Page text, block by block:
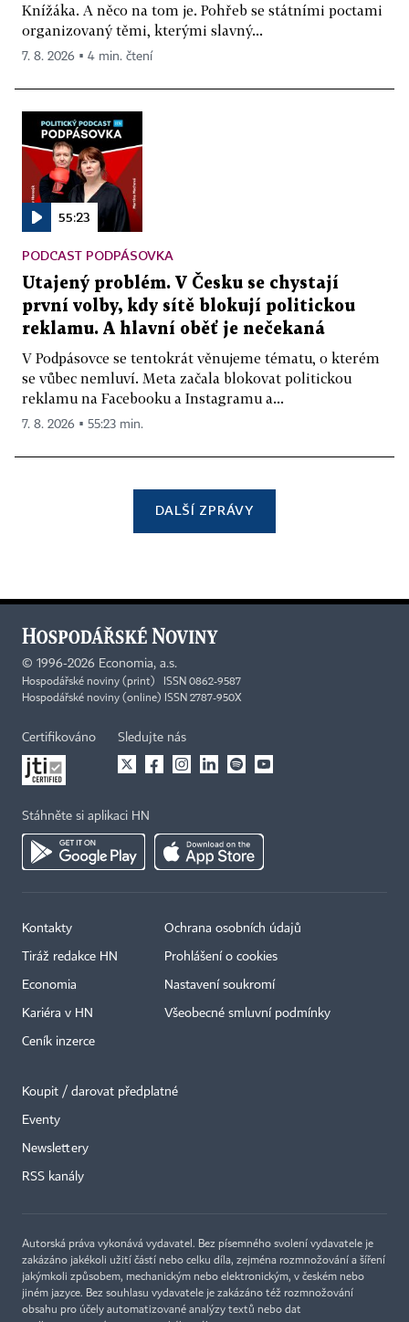
Knížáka. A něco na tom je. Pohřeb se státními poctami
organizovaný těmi, kterými slavný...
7. 8. 2026 ▪ 4 min. čtení
55:23
PODCAST PODPÁSOVKA
Utajený problém. V Česku se chystají
první volby, kdy sítě blokují politickou
reklamu. A hlavní oběť je nečekaná
V Podpásovce se tentokrát věnujeme tématu, o kterém
se vůbec nemluví. Meta začala blokovat politickou
reklamu na Facebooku a Instagramu a...
7. 8. 2026 ▪ 55:23 min.
DALŠÍ ZPRÁVY
© 1996-2026 Economia, a.s.
Hospodářské noviny (print) ISSN 0862-9587
Hospodářské noviny (online) ISSN 2787-950X
Certifikováno Sledujte nás
Stáhněte si aplikaci HN
Kontakty
Tiráž redakce HN
Economia
Kariéra v HN
Ceník inzerce
Ochrana osobních údajů
Prohlášení o cookies
Nastavení soukromí
Všeobecné smluvní podmínky
Koupit / darovat předplatné
Eventy
Newslettery
RSS kanály
Autorská práva vykonává vydavatel. Bez písemného svolení vydavatele je
zakázáno jakékoli užití částí nebo celku díla, zejména rozmnožování a šíření
jakýmkoli způsobem, mechanickým nebo elektronickým, v českém nebo
jiném jazyce. Bez souhlasu vydavatele je zakázáno též rozmnožování
obsahu pro účely automatizované analýzy textů nebo dat